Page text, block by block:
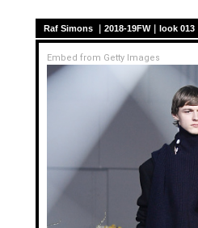
Raf Simons ｜2018-19FW｜look 013
Embed from Getty Images